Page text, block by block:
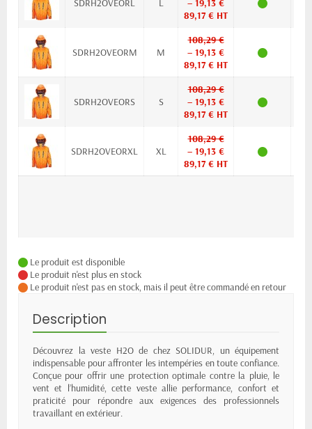
89,17 € HT
SDRH2OVEORM M
108,29 €
– 19,13 €
89,17 € HT
SDRH2OVEORS S
108,29 €
– 19,13 €
89,17 € HT
SDRH2OVEORXL XL
108,29 €
– 19,13 €
89,17 € HT
Le produit est disponible
Le produit n'est plus en stock
Le produit n'est pas en stock, mais il peut être commandé en retour
Description
Découvrez la veste H2O de chez SOLIDUR, un équipement
indispensable pour affronter les intempéries en toute confiance.
Conçue pour offrir une protection optimale contre la pluie, le
vent et l’humidité, cette veste allie performance, confort et
praticité pour répondre aux exigences des professionnels
travaillant en extérieur.